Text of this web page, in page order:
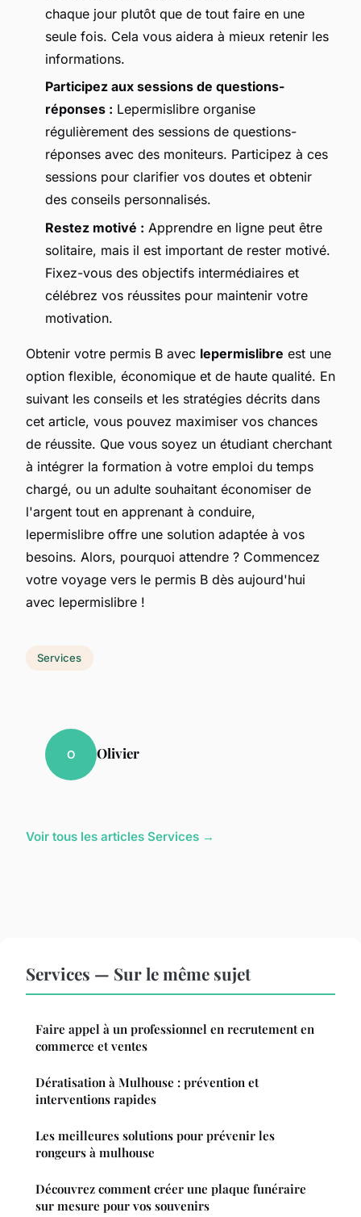
chaque jour plutôt que de tout faire en une
seule fois. Cela vous aidera à mieux retenir les
informations.
Participez aux sessions de questions-
réponses : Lepermislibre organise
régulièrement des sessions de questions-
réponses avec des moniteurs. Participez à ces
sessions pour clarifier vos doutes et obtenir
des conseils personnalisés.
Restez motivé : Apprendre en ligne peut être
solitaire, mais il est important de rester motivé.
Fixez-vous des objectifs intermédiaires et
célébrez vos réussites pour maintenir votre
motivation.
Obtenir votre permis B avec lepermislibre est une
option flexible, économique et de haute qualité. En
suivant les conseils et les stratégies décrits dans
cet article, vous pouvez maximiser vos chances
de réussite. Que vous soyez un étudiant cherchant
à intégrer la formation à votre emploi du temps
chargé, ou un adulte souhaitant économiser de
l'argent tout en apprenant à conduire,
lepermislibre offre une solution adaptée à vos
besoins. Alors, pourquoi attendre ? Commencez
votre voyage vers le permis B dès aujourd'hui
avec lepermislibre !
Services
O Olivier
Voir tous les articles Services →
Services — Sur le même sujet
Faire appel à un professionnel en recrutement en
commerce et ventes
Dératisation à Mulhouse : prévention et
interventions rapides
Les meilleures solutions pour prévenir les
rongeurs à mulhouse
Découvrez comment créer une plaque funéraire
sur mesure pour vos souvenirs